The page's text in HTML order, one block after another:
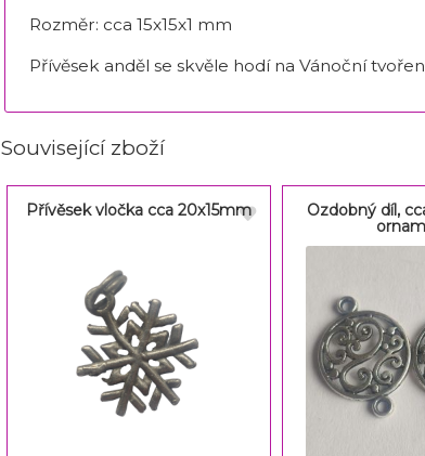
Rozměr: cca 15x15x1 mm
Přívěsek anděl se skvěle hodí na Vánoční
Související zboží
Přívěsek vločka cca 20x15mm
Ozdobný díl,